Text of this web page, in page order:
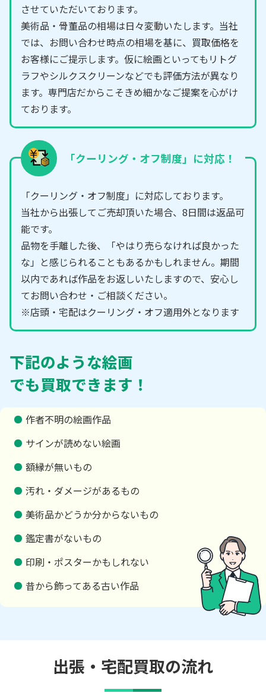
させていただいております。
美術品・骨董品の相場は日々変動いたします。当社
では、お問い合わせ時点の相場を基に、買取価格を
お客様にご提示します。仮に絵画といってもリトグ
ラフやシルクスクリーンなどでも評価方法が異なり
ます。専門店だからこそきめ細かなご提案を心がけ
ております。
「クーリング・オフ制度」に対応！
「クーリング・オフ制度」に対応しております。
当社から出張してご売却頂いた場合、8日間は返品可
能です。
品物を手離した後、「やはり売らなければ良かった
な」と感じられることもあるかもしれません。期間
以内であれば作品をお返しいたしますので、安心し
てお問い合わせ・ご相談ください。
※店頭・宅配はクーリング・オフ適用外となります
下記のような絵画
でも買取できます！
作者不明の絵画作品
サインが読めない絵画
額縁が無いもの
汚れ・ダメージがあるもの
美術品かどうか分からないもの
鑑定書がないもの
印刷・ポスターかもしれない
昔から飾ってある古い作品
出張・宅配買取の流れ